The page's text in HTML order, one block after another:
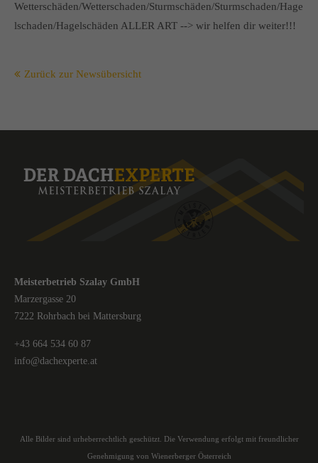
Wetterschäden/Wetterschaden/Sturmschäden/Sturmschaden/Hage
lschaden/Hagelschäden ALLER ART --> wir helfen dir weiter!!!
Zurück zur Newsübersicht
Meisterbetrieb Szalay GmbH
Marzergasse 20
7222 Rohrbach bei Mattersburg
+43 664 534 60 87
info@dachexperte.at
Alle Bilder sind urheberrechtlich geschützt. Die Verwendung erfolgt mit freundlicher
Genehmigung von Wienerberger Österreich